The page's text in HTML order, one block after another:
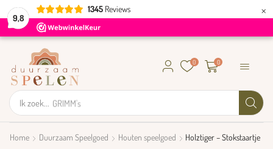
9,8
1345 Reviews ×
Ik zoek... GRIMM's
0 0
Home Duurzaam Speelgoed Houten speelgoed Holztiger – Stokstaartje